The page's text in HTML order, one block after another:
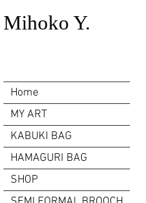
Mihoko Y.
Home
MY ART
KABUKI BAG
HAMAGURI BAG
SHOP